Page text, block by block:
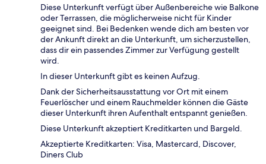
Diese Unterkunft verfügt über Außenbereiche wie Balkone
oder Terrassen, die möglicherweise nicht für Kinder
geeignet sind. Bei Bedenken wende dich am besten vor
der Ankunft direkt an die Unterkunft, um sicherzustellen,
dass dir ein passendes Zimmer zur Verfügung gestellt
wird.
In dieser Unterkunft gibt es keinen Aufzug.
Dank der Sicherheitsausstattung vor Ort mit einem
Feuerlöscher und einem Rauchmelder können die Gäste
dieser Unterkunft ihren Aufenthalt entspannt genießen.
Diese Unterkunft akzeptiert Kreditkarten und Bargeld.
Akzeptierte Kreditkarten: Visa, Mastercard, Discover,
Diners Club